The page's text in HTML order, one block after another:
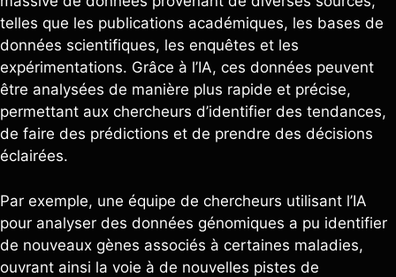
telles que les publications académiques, les bases de
données scientifiques, les enquêtes et les
expérimentations. Grâce à l’IA, ces données peuvent
être analysées de manière plus rapide et précise,
permettant aux chercheurs d’identifier des tendances,
de faire des prédictions et de prendre des décisions
éclairées.
Par exemple, une équipe de chercheurs utilisant l’IA
pour analyser des données génomiques a pu identifier
de nouveaux gènes associés à certaines maladies,
ouvrant ainsi la voie à de nouvelles pistes de